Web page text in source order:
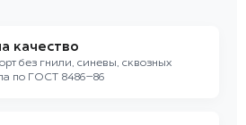
качество
без гнили, синевы, сквозных
по ГОСТ 8486–86